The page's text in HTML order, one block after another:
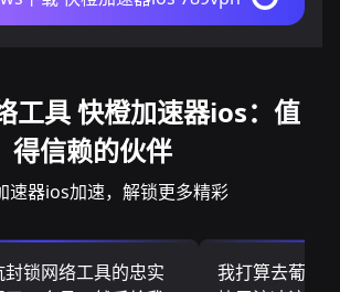
工具 快橙加速器ios：值
得信赖的伙伴
速器ios加速，解锁更多精彩
锁网络工具的忠实
我打算去葡萄